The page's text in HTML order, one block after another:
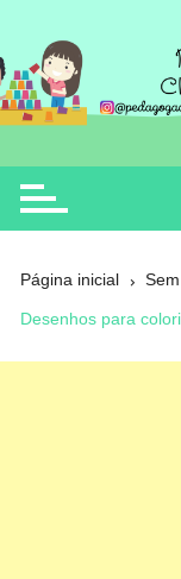
o
conteúdo
Clécia
educação
Página inicial
Desenhos para